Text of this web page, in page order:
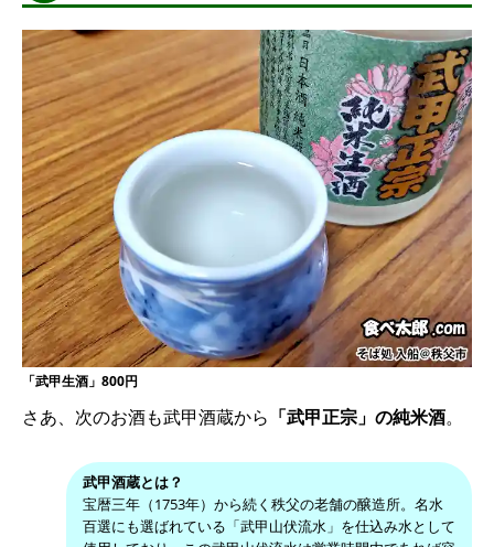
「武甲生酒」800円
さあ、次のお酒も武甲酒蔵から 「武甲正宗」の純米酒。
武甲酒蔵とは？
宝暦三年（1753年）から続く秩父の老舗の醸造所。名水
百選にも選ばれている「武甲山伏流水」を仕込み水として